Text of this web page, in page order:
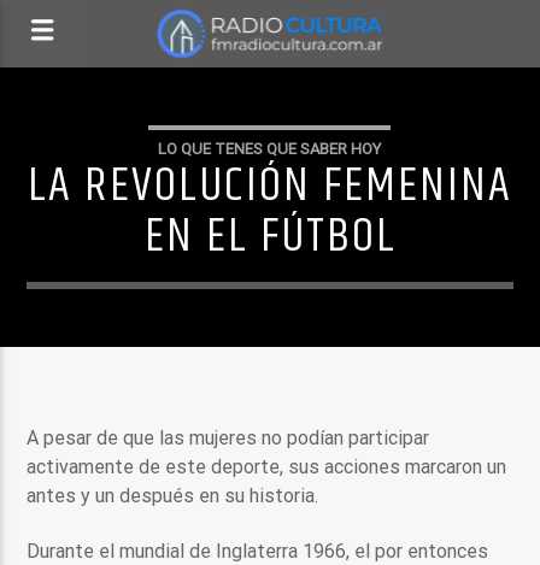
LO QUE TENES QUE SABER HOY
LA REVOLUCIÓN FEMENINA
EN EL FÚTBOL
A pesar de que las mujeres no podían participar
activamente de este deporte, sus acciones marcaron un
antes y un después en su historia.
Durante el mundial de Inglaterra 1966, el por entonces